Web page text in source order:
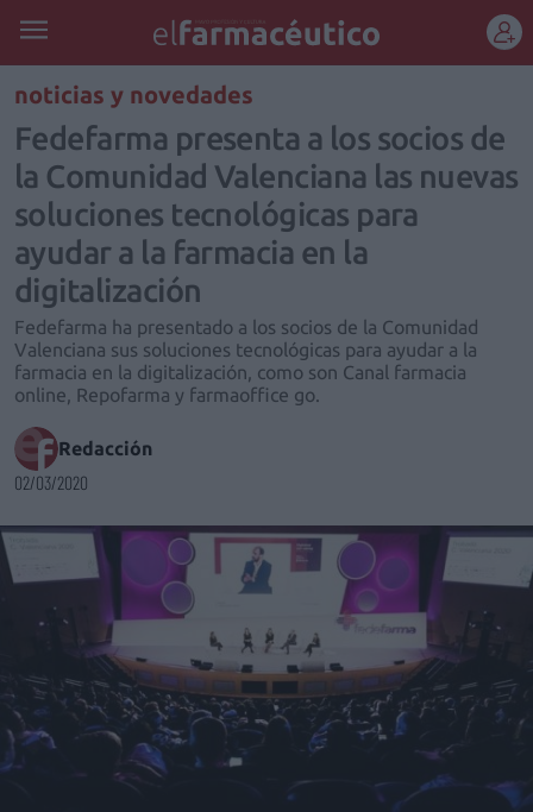
REGÍSTRATE
noticias y novedades
Fedefarma presenta a los socios de
la Comunidad Valenciana las nuevas
soluciones tecnológicas para
ayudar a la farmacia en la
digitalización
Fedefarma ha presentado a los socios de la Comunidad
Valenciana sus soluciones tecnológicas para ayudar a la
farmacia en la digitalización, como son Canal farmacia
online, Repofarma y farmaoffice go.
Redacción
02/03/2020